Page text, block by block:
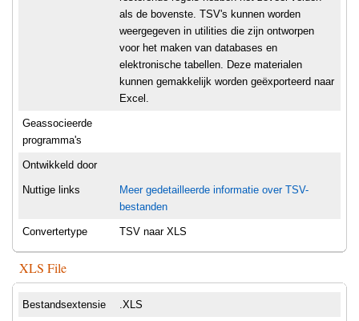
als de bovenste. TSV's kunnen worden
weergegeven in utilities die zijn ontworpen
voor het maken van databases en
elektronische tabellen. Deze materialen
kunnen gemakkelijk worden geëxporteerd naar
Excel.
Geassocieerde
programma's
Ontwikkeld door
Nuttige links
Meer gedetailleerde informatie over TSV-
bestanden
Convertertype TSV naar XLS
XLS File
Bestandsextensie .XLS